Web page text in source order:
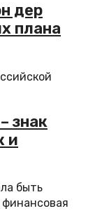
дер
плана
знак
и
быть